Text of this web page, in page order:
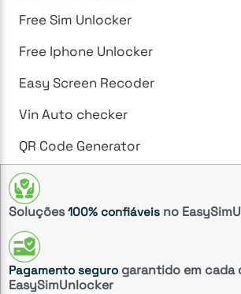
Free Sim Unlocker
Free Iphone Unlocker
Easy Screen Recoder
Vin Auto checker
QR Code Generator
Soluções100% confiáveis no
Pagamento seguro garantido em cada
EasySimUnlocker